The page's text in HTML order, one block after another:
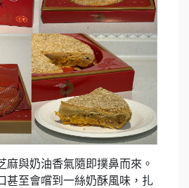
麻與奶油香氣隨即撲鼻而來。
甚至會嚐到一絲奶酥風味，扎